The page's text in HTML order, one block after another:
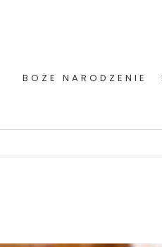
BOŻE NARODZENIE